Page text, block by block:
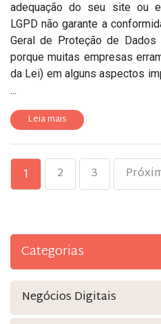
adequação do seu site ou
LGPD não garante a
Geral de Proteção de Dados
porque muitas empresas
da Lei) em alguns aspectos
...
Leia mais
1 2 3
Categorias
Negócios Digitais